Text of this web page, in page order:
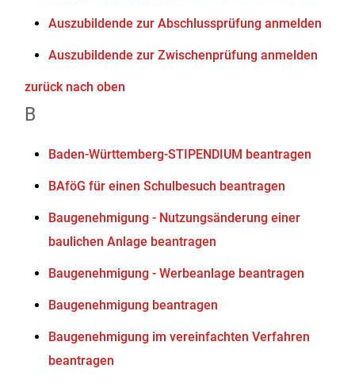
Auszubildende zur Abschlussprüfung anmelden
Auszubildende zur Zwischenprüfung anmelden
zurück nach oben
B
Baden-Württemberg-STIPENDIUM beantragen
BAföG für einen Schulbesuch beantragen
Baugenehmigung - Nutzungsänderung einer
baulichen Anlage beantragen
Baugenehmigung - Werbeanlage beantragen
Baugenehmigung beantragen
Baugenehmigung im vereinfachten Verfahren
beantragen